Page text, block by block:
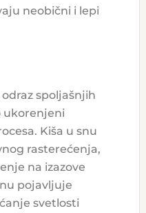
neobični i lepi
spoljašnjih
ukorenjeni
Kiša u snu
rasterećenja,
na izazove
pojavljuje
svetlosti